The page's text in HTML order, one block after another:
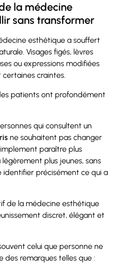
la médecine
sans transformer
esthétique a souffert
Visages figés, lèvres
ou expressions modifiées
craintes.
patients ont profondément
qui consultent un
ne souhaitent pas changer
paraître plus
plus jeunes, sans
identifier précisément ce qui a
de la médecine esthétique
discret, élégant et
celui que personne ne
des remarques telles que :